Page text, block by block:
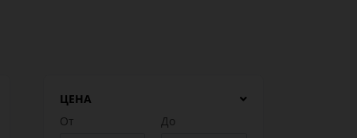
ЦЕНА
От
До